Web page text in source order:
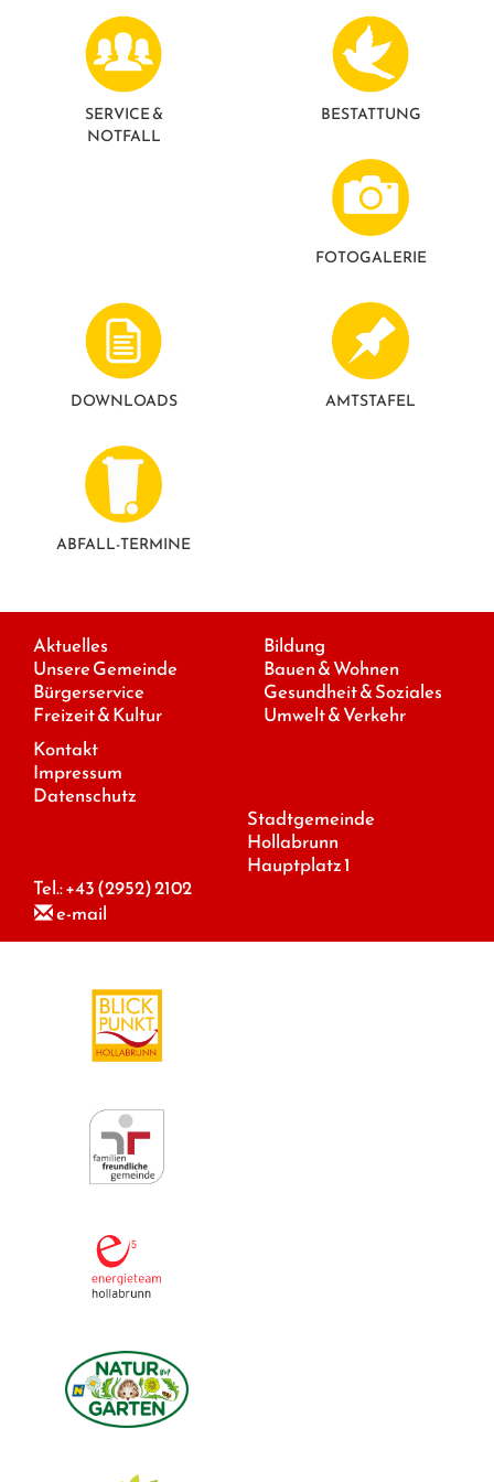
ANSPRECHPARTNER
GESUNDE GEMEINDE
SERVICE &
NOTFALL
BESTATTUNG
FOTO­GALERIE
DOWNLOADS AMTSTAFEL
ABFALL-TERMINE
Aktuelles
Unsere Gemeinde
Bürgerservice
Freizeit & Kultur
Bildung
Bauen & Wohnen
Gesundheit & Soziales
Umwelt & Verkehr
Kontakt
Impressum
Datenschutz
Stadtgemeinde
Hollabrunn
Hauptplatz 1
Tel.:+43 (2952) 2102
e-mail